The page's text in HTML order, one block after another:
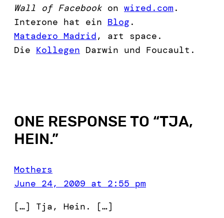
Wall of Facebook on wired.com .
Interone hat ein Blog .
Matadero Madrid, art space.
Die Kollegen Darwin und Foucault.
ONE RESPONSE TO “TJA,
HEIN.”
Mothers
June 24, 2009 at 2:55 pm
[…] Tja, Hein. […]